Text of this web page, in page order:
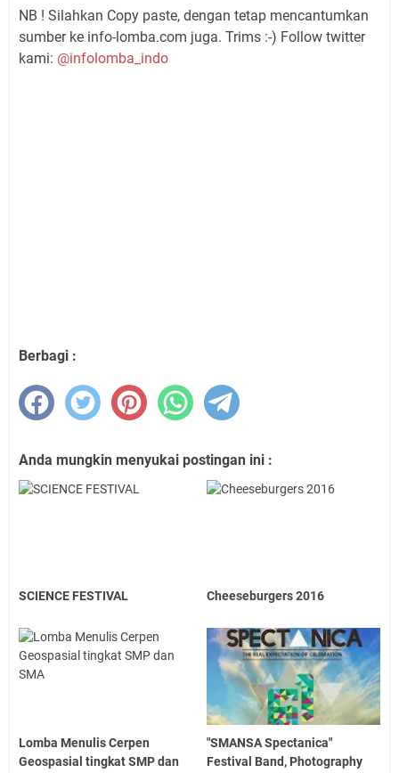
NB ! Silahkan Copy paste, dengan tetap mencantumkan
sumber ke info-lomba.com juga. Trims :-) Follow twitter
kami: @infolomba_indo
Berbagi :
Anda mungkin menyukai postingan ini :
SCIENCE FESTIVAL Cheeseburgers 2016
Lomba Menulis Cerpen
Geospasial tingkat SMP dan
"SMANSA Spectanica"
Festival Band, Photography